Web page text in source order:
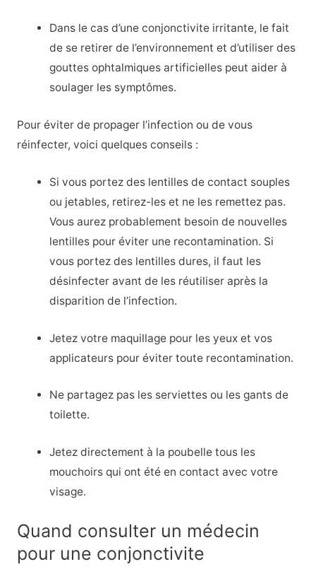
Dans le cas d’une conjonctivite irritante, le fait
de se retirer de l’environnement et d’utiliser des
gouttes ophtalmiques artificielles peut aider à
soulager les symptômes.
Pour éviter de propager l’infection ou de vous
réinfecter, voici quelques conseils :
Si vous portez des lentilles de contact souples
ou jetables, retirez-les et ne les remettez pas.
Vous aurez probablement besoin de nouvelles
lentilles pour éviter une recontamination. Si
vous portez des lentilles dures, il faut les
désinfecter avant de les réutiliser après la
disparition de l’infection.
Jetez votre maquillage pour les yeux et vos
applicateurs pour éviter toute recontamination.
Ne partagez pas les serviettes ou les gants de
toilette.
Jetez directement à la poubelle tous les
mouchoirs qui ont été en contact avec votre
visage.
Quand consulter un médecin
pour une conjonctivite